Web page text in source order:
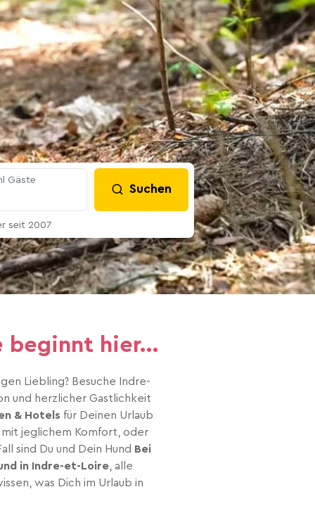
Gäste
Suchen
seit 2007
beginnt hier...
Liebling? Besuche Indre-
und herzlicher Gastlichkeit
& Hotels für Deinen Urlaub
jeglichem Komfort, oder
sind Du und Dein Hund Bei
in Indre-et-Loire , alle
was Dich im Urlaub in